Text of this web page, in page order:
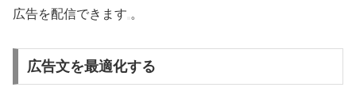
広告を配信できます 。
広告文を最適化する